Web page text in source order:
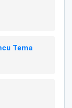
Tema